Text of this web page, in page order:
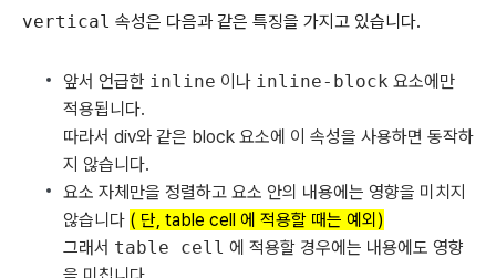
vertical 속성은 다음과 같은 특징을 가지고 있습니다.
앞서 언급한 inline 이나 inline-block 요소에만
적용됩니다.
따라서 div와 같은 block 요소에 이 속성을 사용하면 동작하
지 않습니다.
요소 자체만을 정렬하고 요소 안의 내용에는 영향을 미치지
않습니다 ( 단, table cell 에 적용할 때는 예외)
그래서 table cell 에 적용할 경우에는 내용에도 영향